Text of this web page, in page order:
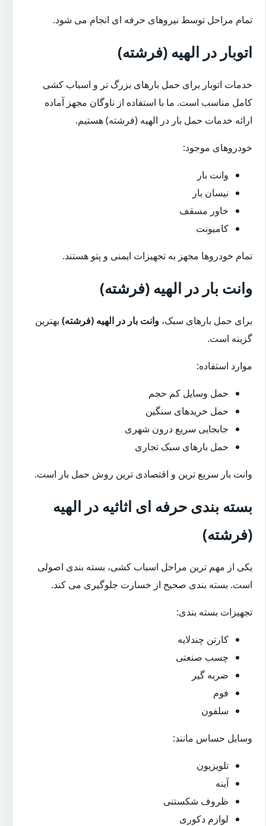
تمام مراحل توسط نیروهای حرفه ای انجام می شود.
اتوبار در الهیه (فرشته)
خدمات اتوبار برای حمل بارهای بزرگ تر و اسباب کشی
کامل مناسب است. ما با استفاده از ناوگان مجهز آماده
ارائه خدمات حمل بار در الهیه (فرشته) هستیم.
خودروهای موجود:
وانت بار
نیسان بار
خاور مسقف
کامیونت
تمام خودروها مجهز به تجهیزات ایمنی و پتو هستند.
وانت بار در الهیه (فرشته)
برای حمل بارهای سبک، وانت بار در الهیه (فرشته) بهترین
گزینه است.
موارد استفاده:
حمل وسایل کم حجم
حمل خریدهای سنگین
جابجایی سریع درون شهری
حمل بارهای سبک تجاری
وانت بار سریع ترین و اقتصادی ترین روش حمل بار است.
بسته بندی حرفه ای اثاثیه در الهیه
(فرشته)
یکی از مهم ترین مراحل اسباب کشی، بسته بندی اصولی
است. بسته بندی صحیح از خسارت جلوگیری می کند.
تجهیزات بسته بندی:
کارتن چندلایه
چسب صنعتی
ضربه گیر
فوم
سلفون
وسایل حساس مانند:
تلویزیون
آینه
ظروف شکستنی
لوازم دکوری